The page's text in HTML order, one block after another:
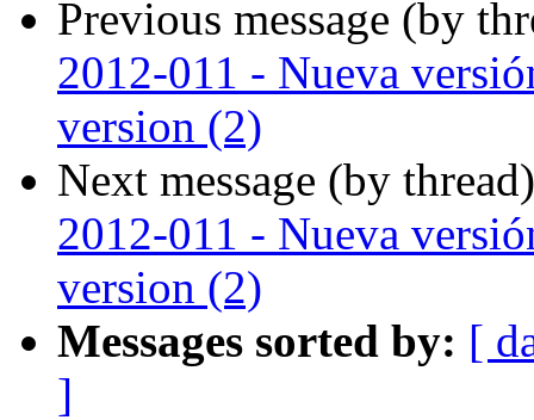
Previous message (by
2012-011 - Nueva
version (2)
Next message (by
2012-011 - Nueva
version (2)
Messages sorted by: [
]